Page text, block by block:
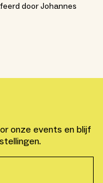
door Johannes
onze events en blijf